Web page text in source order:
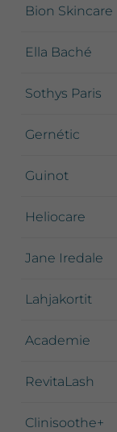
Bion Skincare
Ella Baché
Sothys Paris
Gernétic
Guinot
Heliocare
Jane Iredale
Lahjakortit
Academie
RevitaLash
Clinisoothe+